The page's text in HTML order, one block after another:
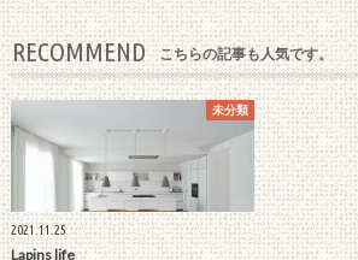
RECOMMEND こちらの記事も人気です。
未分類
2021.11.25
Lapins life